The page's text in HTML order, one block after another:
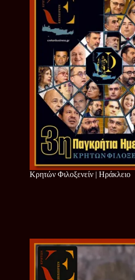
Κρητών Φιλοξενείν | Ηράκλειο